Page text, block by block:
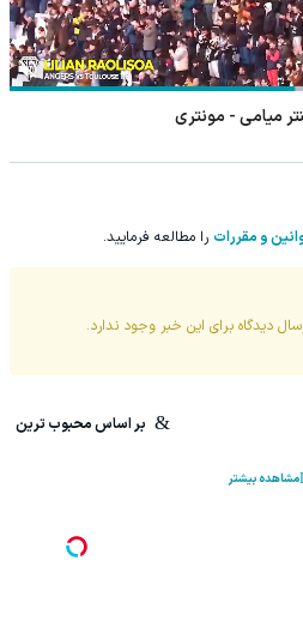
میامی - مونتری
و مقررات را مطالعه فرمایید.
دیدگاه برای این خبر وجود ندارد.
بر اساس محبوب ترین
مشاهده بیشتر